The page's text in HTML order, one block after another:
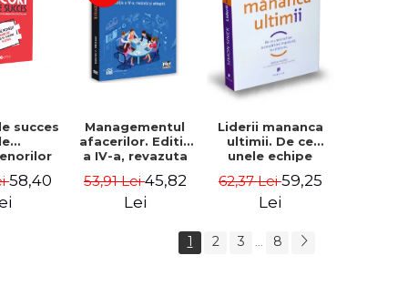
succes
sa-ti
58,40
Managementul
afacerilor. Editia
a IV-a, revazuta
Gabriel I. Nastase
53,91 Lei45,82
Lei
Liderii mananca
ultimii. De ce
unele echipe
impreuna, iar
altele nu. Editia a
62,37 Lei59,25
Lei
1 2 3 8